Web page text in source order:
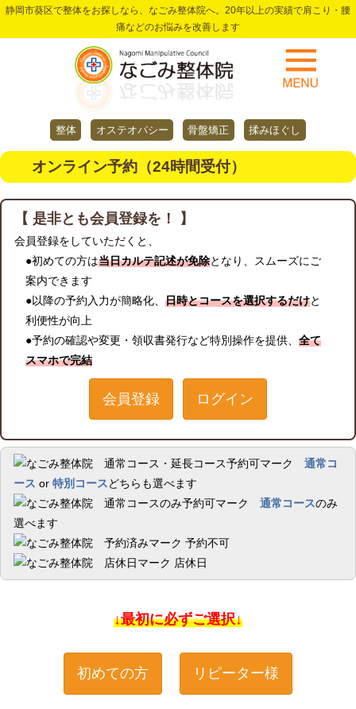
静岡市葵区で整体をお探しなら、なごみ整体院へ。20年以上の実績で肩こり・腰
痛などのお悩みを改善します
整体 オステオパシー 骨盤矯正 揉みほぐし
オンライン予約（24時間受付）
【 是非とも会員登録を！ 】
会員登録をしていただくと、
●初めての方は当日カルテ記述が免除となり、スムーズにご
案内できます
●以降の予約入力が簡略化、 日時とコースを選択するだけと
利便性が向上
●予約の確認や変更・領収書発行など特別操作を提供、 全て
スマホで完結
会員登録 ログイン
通常コ
ース or 特別コースどちらも選べます
通常コースのみ
選べます
予約不可
店休日
↓最初に必ずご選択↓
初めての方 リピーター様